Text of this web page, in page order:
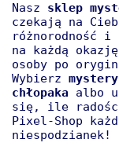
Nasz sklep
czekają na
różnorodność i
na każdą
osoby po
Wybierz
chłopaka albo
się, ile radości
Pixel-Shop
niespodzianek!